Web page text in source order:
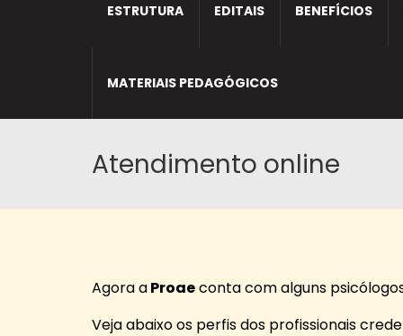
ESTRUTURA EDITAIS BENEFÍCIOS
MATERIAIS PEDAGÓGICOS
Atendimento online
Agora aProaeconta com alguns
Veja abaixo os perfis dos profissionais